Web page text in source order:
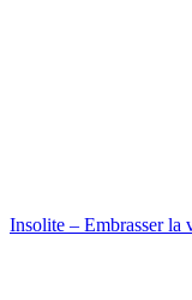
Insolite – Embrasser la